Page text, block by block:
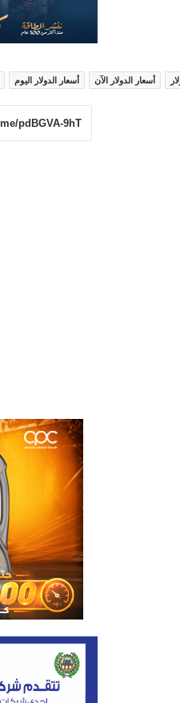
أسعار الدولار الآن أسعار الدولار اليوم